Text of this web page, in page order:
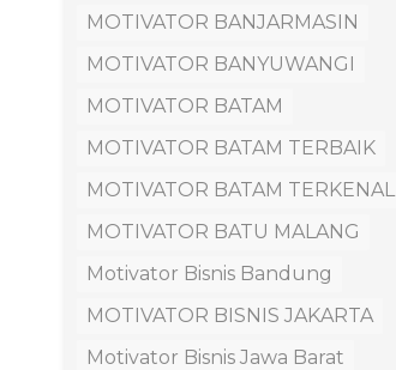
MOTIVATOR BANJARMASIN
MOTIVATOR BANYUWANGI
MOTIVATOR BATAM
MOTIVATOR BATAM TERBAIK
MOTIVATOR BATAM TERKENAL
MOTIVATOR BATU MALANG
Motivator Bisnis Bandung
MOTIVATOR BISNIS JAKARTA
Motivator Bisnis Jawa Barat